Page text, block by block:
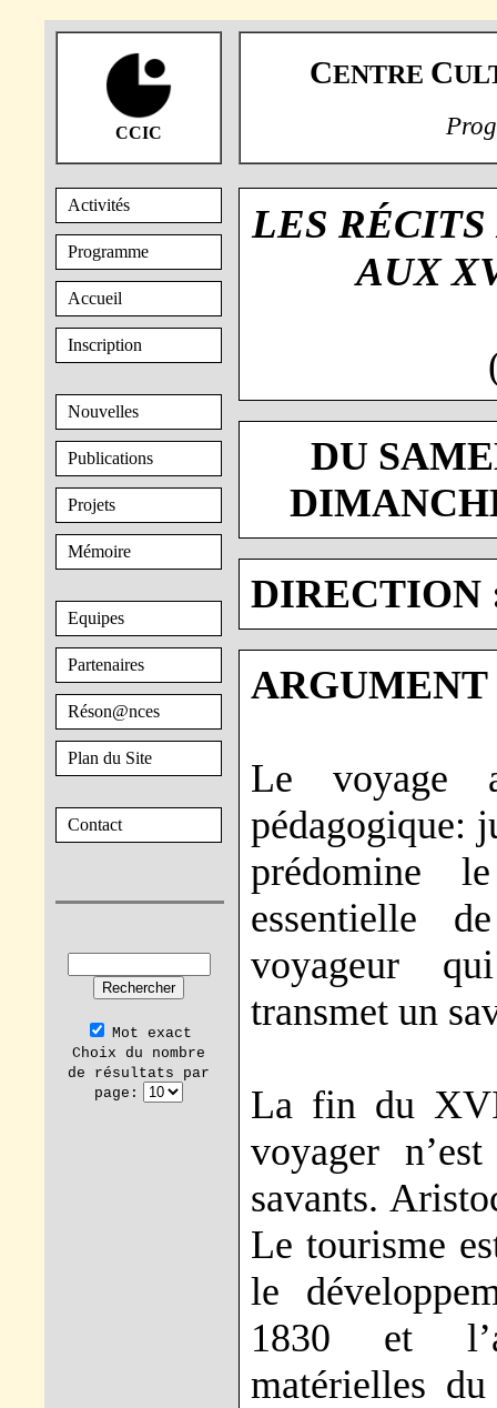
CCIC
CENTRE C
Activités
Programme
Accueil
Inscription
Nouvelles
Publications
Projets
Mémoire
Equipes
Partenaires
Réson@nces
Plan du Site
Contact
Mot exact
Choix du nombre
de résultats par
page:
LES
AUX
DU
DIRECTION
ARGUMENT
Le voyage
pédagogique:
prédomine
essentielle
voyageur
transmet un
La fin du
voyager
savants.
Le tourisme
le
1830 et
matérielles